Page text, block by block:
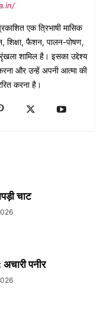
एक त्रिभाषी मासिक
शिक्षा, फैशन, पालन-पोषण,
शामिल है। इसका उद्देश्य
और उन्हें अपनी आत्मा की
करना है।
चाट
पनीर